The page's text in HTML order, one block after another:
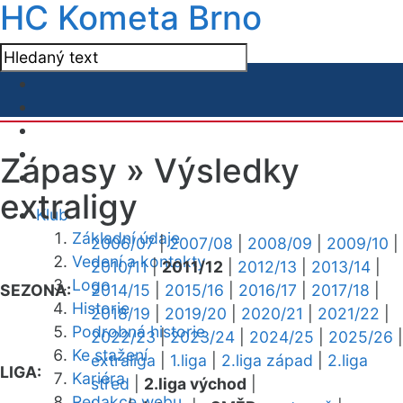
HC Kometa Brno
Klub
Základní údaje
Vedení a kontakty
Logo
Historie
Podrobná historie
Ke stažení
Kariéra
Zápasy » Výsledky
extraligy
SEZONA:
2006/07|2007/08 2008/09 2009/10
2010/11|2011/12 2012/13 2013/14
2014/15
2015/16 2016/17 2017/18
2018/19
2019/20 2020/21 2021/22
2022/23|2023/24 2024/25 2025/26
LIGA:
extraliga 1.liga 2.liga západ
2.liga
střed
2.liga východ